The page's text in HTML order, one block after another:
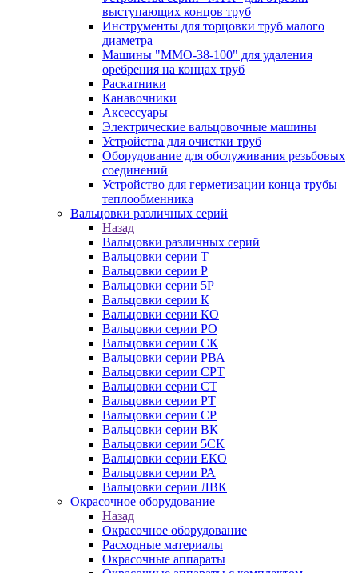
выступающих концов труб
Инструменты для торцовки труб малого
диаметра
Машины "ММО-38-100" для удаления
оребрения на концах труб
Раскатники
Канавочники
Аксессуары
Электрические вальцовочные машины
Устройства для очистки труб
Оборудование для обслуживания резьбовых
соединений
Устройство для герметизации конца трубы
теплообменника
Вальцовки различных серий
Назад
Вальцовки различных серий
Вальцовки серии Т
Вальцовки серии Р
Вальцовки серии 5Р
Вальцовки серии К
Вальцовки серии КО
Вальцовки серии РО
Вальцовки серии СК
Вальцовки серии РВА
Вальцовки серии СРТ
Вальцовки серии СТ
Вальцовки серии РТ
Вальцовки серии СР
Вальцовки серии ВК
Вальцовки серии 5СК
Вальцовки серии ЕКО
Вальцовки серии РА
Вальцовки серии ЛВК
Окрасочное оборудование
Назад
Окрасочное оборудование
Расходные материалы
Окрасочные аппараты